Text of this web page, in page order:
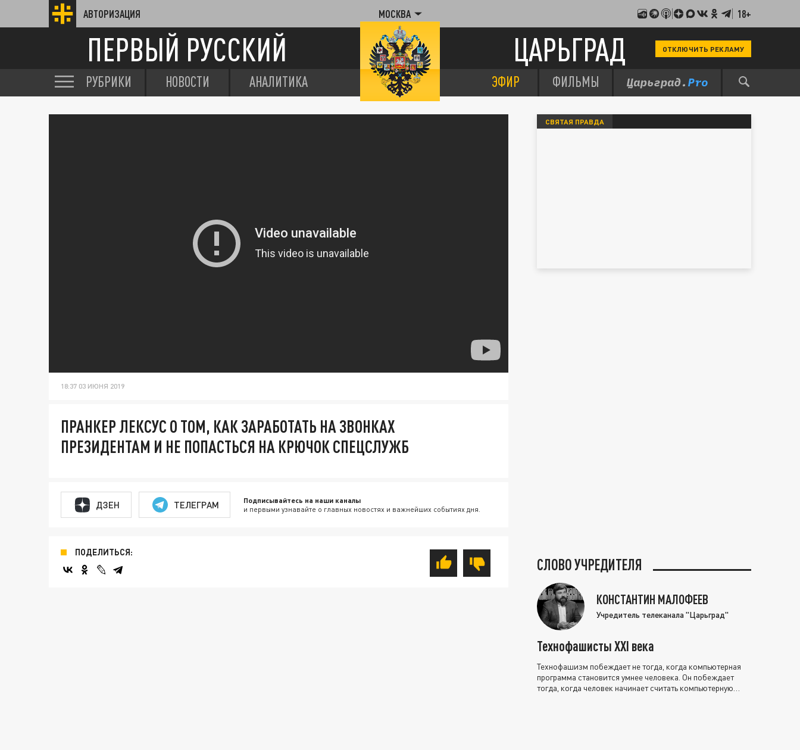
АВТОРИЗАЦИЯ МОСКВА 18+
ПЕРВЫЙ РУССКИЙ ЦАРЬГРАД ОТКЛЮЧИТЬ РЕКЛАМУ
РУБРИКИ НОВОСТИ АНАЛИТИКА ЭФИР ФИЛЬМЫ
18:37 03 ИЮНЯ 2019
ПРАНКЕР ЛЕКСУС О ТОМ, КАК ЗАРАБОТАТЬ НА ЗВОНКАХ
ПРЕЗИДЕНТАМ И НЕ ПОПАСТЬСЯ НА КРЮЧОК СПЕЦСЛУЖБ
ДЗЕН ТЕЛЕГРАМ Подписывайтесь на наши каналы
и первыми узнавайте о главных новостях и важнейших событиях дня.
ПОДЕЛИТЬСЯ:
СВЯТАЯ ПРАВДА
СЛОВО УЧРЕДИТЕЛЯ
КОНСТАНТИН МАЛОФЕЕВ
Учредитель телеканала "Царьград"
Технофашисты XXI века
Технофашизм побеждает не тогда, когда компьютерная
программа становится умнее человека. Он побеждает
тогда, когда человек начинает считать компьютерную